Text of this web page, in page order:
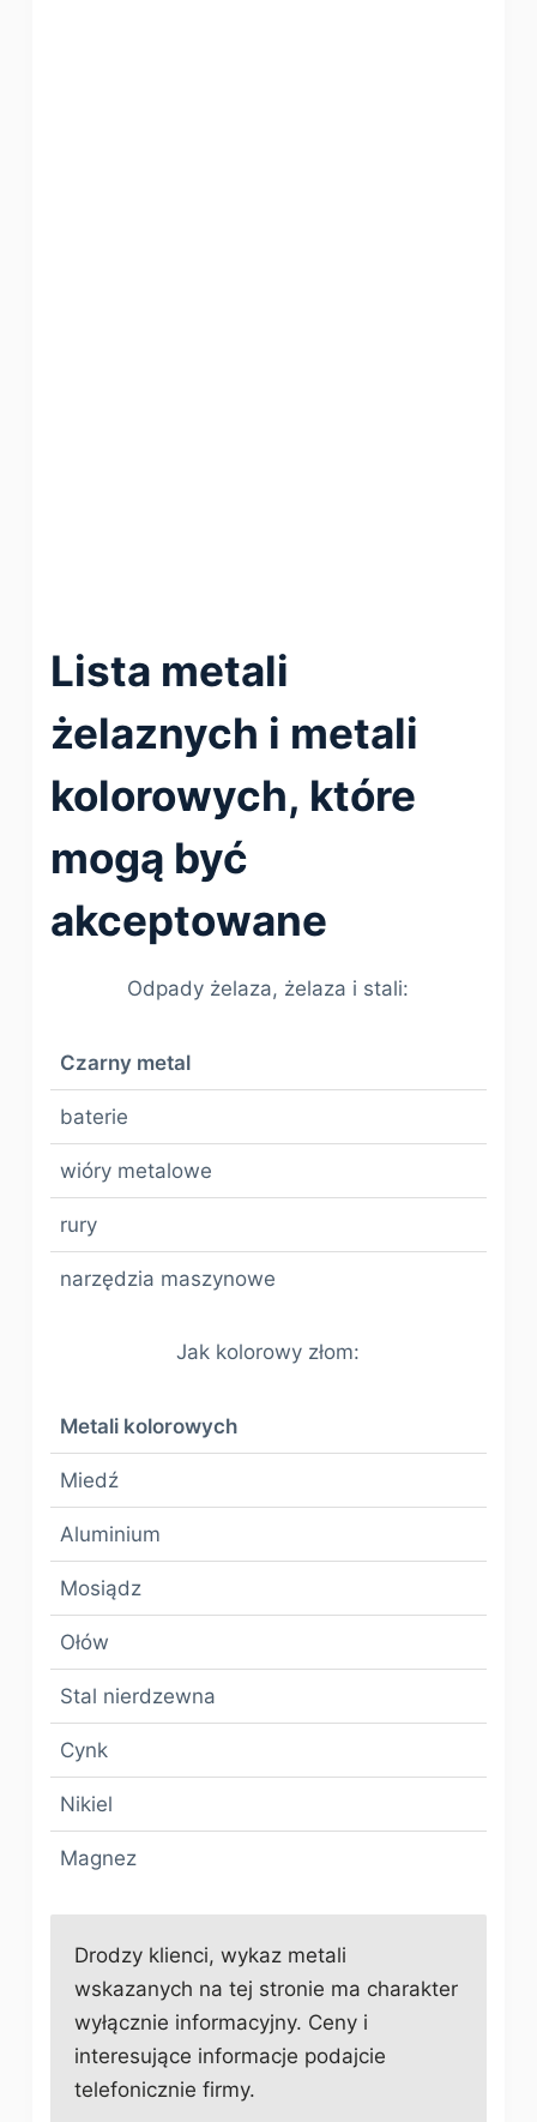
Lista metali
żelaznych i metali
kolorowych, które
mogą być
akceptowane
Odpady żelaza, żelaza i stali:
Czarny metal
baterie
wióry metalowe
rury
narzędzia maszynowe
Jak kolorowy złom:
Metali kolorowych
Miedź
Aluminium
Mosiądz
Ołów
Stal nierdzewna
Cynk
Nikiel
Magnez
Drodzy klienci, wykaz metali
wskazanych na tej stronie ma charakter
wyłącznie informacyjny. Ceny i
interesujące informacje podajcie
telefonicznie firmy.